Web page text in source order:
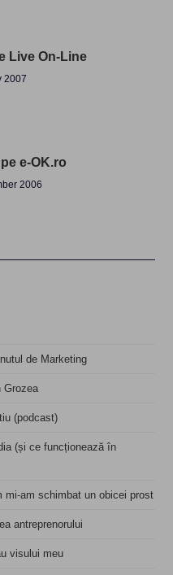
Live On-Line
2007
e-OK.ro
2006
de Marketing
Grozea
(podcast)
(și ce funcționează în
am schimbat un obicei prost
antreprenorului
visului meu